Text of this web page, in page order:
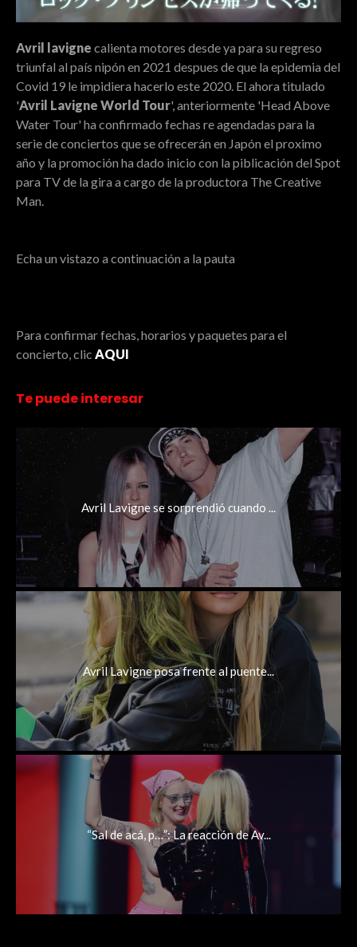
Avril lavigne calienta motores desde ya para su regreso
triunfal al país nipón en 2021 despues de que la epidemia del
Covid 19 le impidiera hacerlo este 2020. El ahora titulado
'Avril Lavigne World Tour', anteriormente 'Head Above
Water Tour' ha confirmado fechas re agendadas para la
serie de conciertos que se ofrecerán en Japón el proximo
año y la promoción ha dado inicio con la piblicación del Spot
para TV de la gira a cargo de la productora The Creative
Man.
Echa un vistazo a continuación a la pauta
Para confirmar fechas, horarios y paquetes para el
concierto, clic AQUI
Te puede interesar
Avril Lavigne se sorprendió cuando ...
Avril Lavigne posa frente al puente...
“Sal de acá, p…”: La reacción de Av...